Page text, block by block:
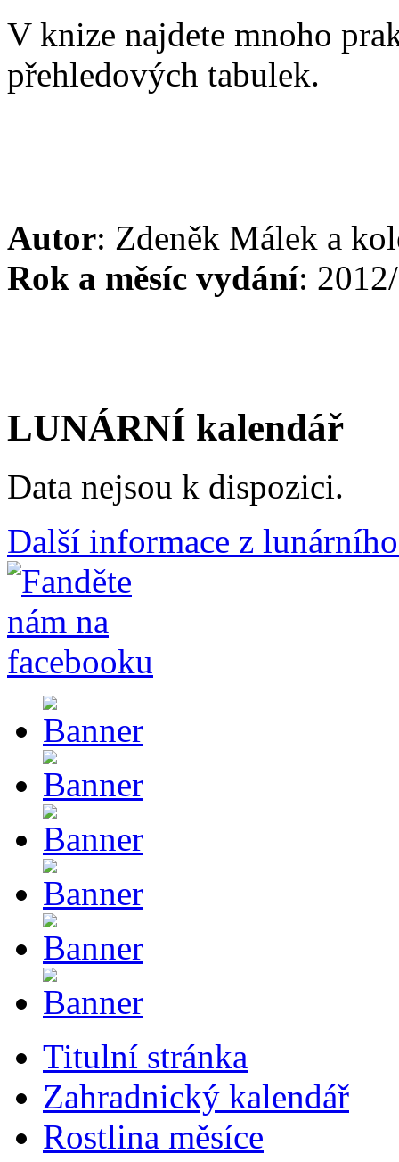
V knize najdete mnoho
přehledových tabulek.
Autor: Zdeněk Málek a
Rok a měsíc vydání:
LUNÁRNÍ kalendář
Data nejsou k dispozici.
Další informace z
Titulní stránka
Zahradnický kalendář
Rostlina měsíce